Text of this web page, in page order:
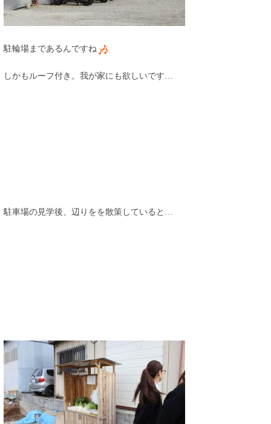
駐輪場まであるんですね
しかもルーフ付き。我が家にも欲しいです…
駐車場の見学後、辺りをを散策していると…